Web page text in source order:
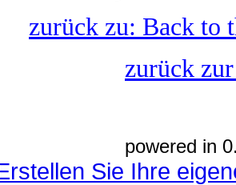
zurück zu: Back to
zurück
powered in
Sie Ihre